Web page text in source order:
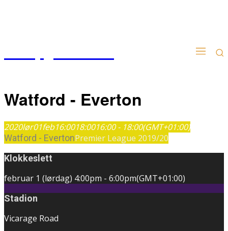
Watford - Everton
2020lør01feb16:0018:0016:00 - 18:00(GMT+01:00)
Watford - EvertonPremier League 2019/20
Klokkeslett
februar 1 (lørdag) 4:00pm - 6:00pm(GMT+01:00)
Stadion
Vicarage Road